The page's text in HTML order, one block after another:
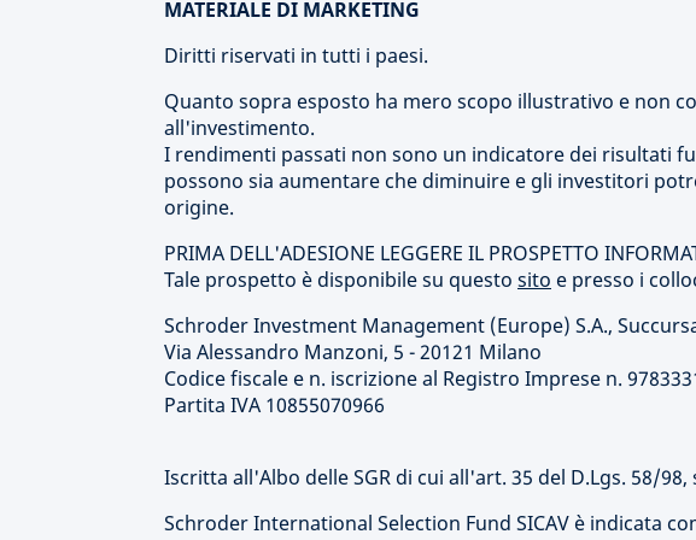
MATERIALE DI MARKETING
Diritti riservati in tutti i paesi.
Quanto sopra esposto ha mero scopo illustrativo e non
all'investimento.
I rendimenti passati non sono un indicatore dei risultati
possono sia aumentare che diminuire e gli investitori
origine.
PRIMA DELL'ADESIONE LEGGERE IL PROSPETTO
Tale prospetto è disponibile su questo sito e presso i
Schroder Investment Management (Europe) S.A.,
Via Alessandro Manzoni, 5 - 20121 Milano
Codice fiscale e n. iscrizione al Registro Imprese n.
Partita IVA 10855070966
Iscritta all'Albo delle SGR di cui all'art. 35 del D.Lgs. 58/98,
Schroder International Selection Fund SICAV è indicata